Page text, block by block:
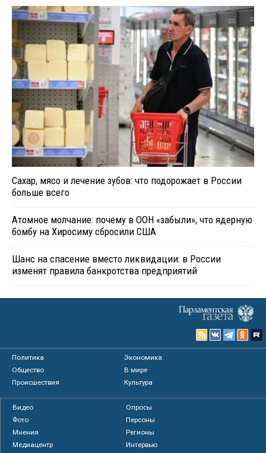
Сахар, мясо и лечение зубов: что подорожает в России
больше всего
Атомное молчание: почему в ООН «забыли», что ядерную
бомбу на Хиросиму сбросили США
Шанс на спасение вместо ликвидации: в России
изменят правила банкротства предприятий
Политика
Экономика
Общество
В мире
Происшествия
Культура
Видео
Опросы
Фото
Персоны
Мнения
Регионы
Медиацентр
Интервью